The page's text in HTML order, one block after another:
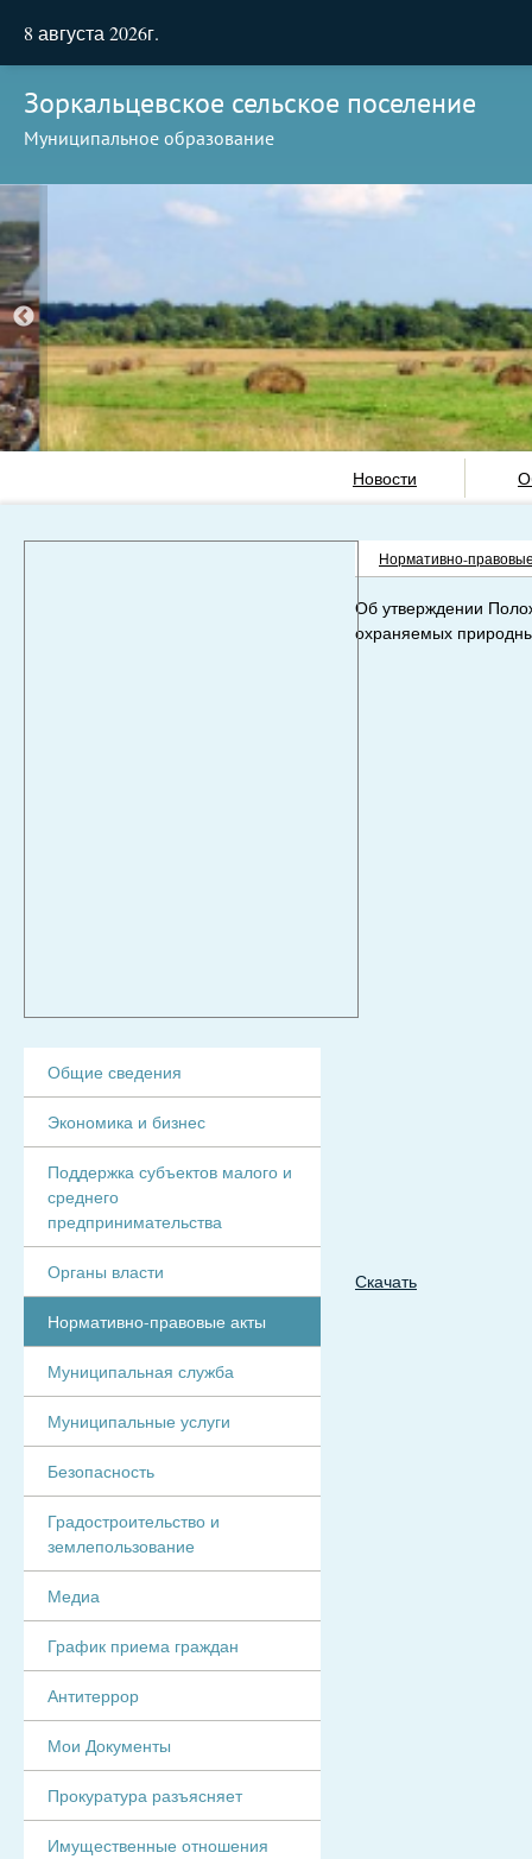
8 августа 2026г.
Зоркальцевское сельское поселение
Муниципальное образование
Новости
Нормативно-
Об утверждении
охраняемых
Скачать
Общие сведения
Экономика и бизнес
Поддержка субъектов малого и
среднего
предпринимательства
Органы власти
Нормативно-правовые акты
Муниципальная служба
Муниципальные услуги
Безопасность
Градостроительство и
землепользование
Медиа
График приема граждан
Антитеррор
Мои Документы
Прокуратура разъясняет
Имущественные отношения